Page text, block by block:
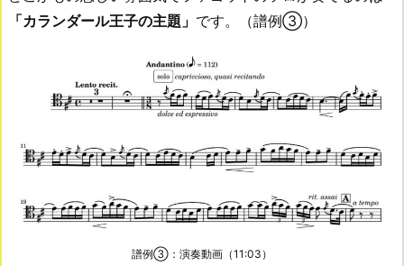
「カランダール王子の主題」 です。（譜例③）
譜例③：演奏動画（11:03）